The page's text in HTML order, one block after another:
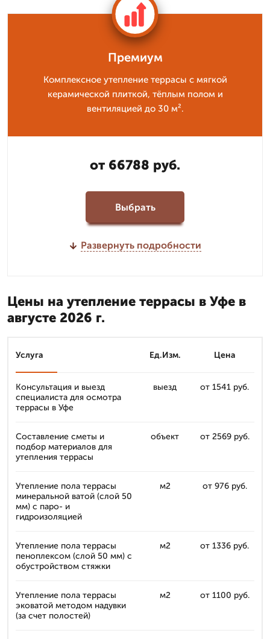
Премиум
Комплексное утепление террасы с мягкой
керамической плиткой, тёплым полом и
вентиляцией до 30 м².
от 66788 руб.
Выбрать
Развернуть подробности
Цены на утепление террасы в Уфе в
августе 2026 г.
Услуга Ед.Изм. Цена
Консультация и выезд
специалиста для осмотра
террасы в Уфе
выезд от 1541 руб.
Составление сметы и
подбор материалов для
утепления террасы
объект от 2569 руб.
Утепление пола террасы
минеральной ватой (слой 50
мм) с паро- и
гидроизоляцией
м2 от 976 руб.
Утепление пола террасы
пеноплексом (слой 50 мм) с
обустройством стяжки
м2 от 1336 руб.
Утепление пола террасы
эковатой методом надувки
(за счет полостей)
м2 от 1100 руб.